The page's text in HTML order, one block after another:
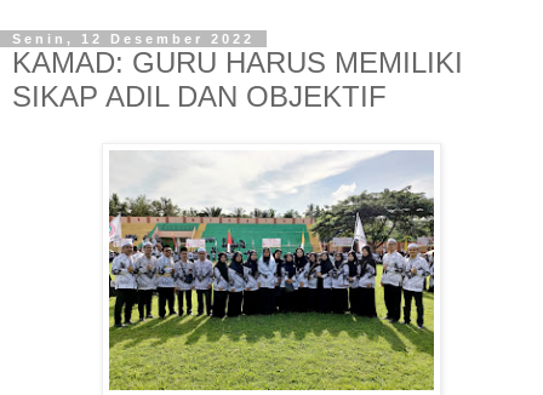
Senin, 12 Desember 2022
KAMAD: GURU HARUS MEMILIKI
SIKAP ADIL DAN OBJEKTIF